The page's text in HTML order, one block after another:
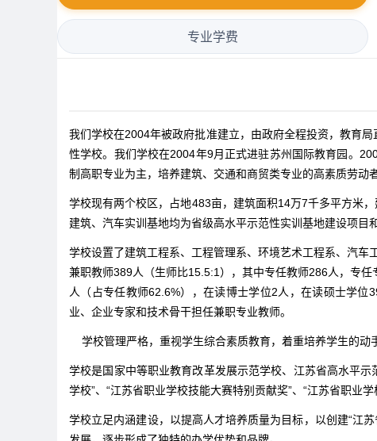
专业学费
我们学校在2004年被政府批准建立，由政府全程投资，教育
性学校。我们学校在2004年9月正式进驻苏州国际教育园。
制高职专业为主，培养建筑、交通和商贸类专业的高素质劳动
学校现有两个校区，占地483亩，建筑面积14万7千多平方米
建筑、汽车实训基地均为省级高水平示范性实训基地建设项目
学校设置了建筑工程系、工程管理系、环境艺术工程系、汽
兼职教师389人（生师比15.5:1），其中专任教师286人，专
人（占专任教师62.6%），在读博士学位2人，在读硕士学
业、企业专家和技术骨干担任兼职专业教师。
学校管理严格，重视学生综合素质教育，着重培养学生的动
学校是国家中等职业教育改革发展示范学校、江苏省高水平
学校”、“江苏省职业学校技能大赛特别贡献奖”、“江苏省职业
学校立足内涵建设，以提高人才培养质量为目标，以创建“江